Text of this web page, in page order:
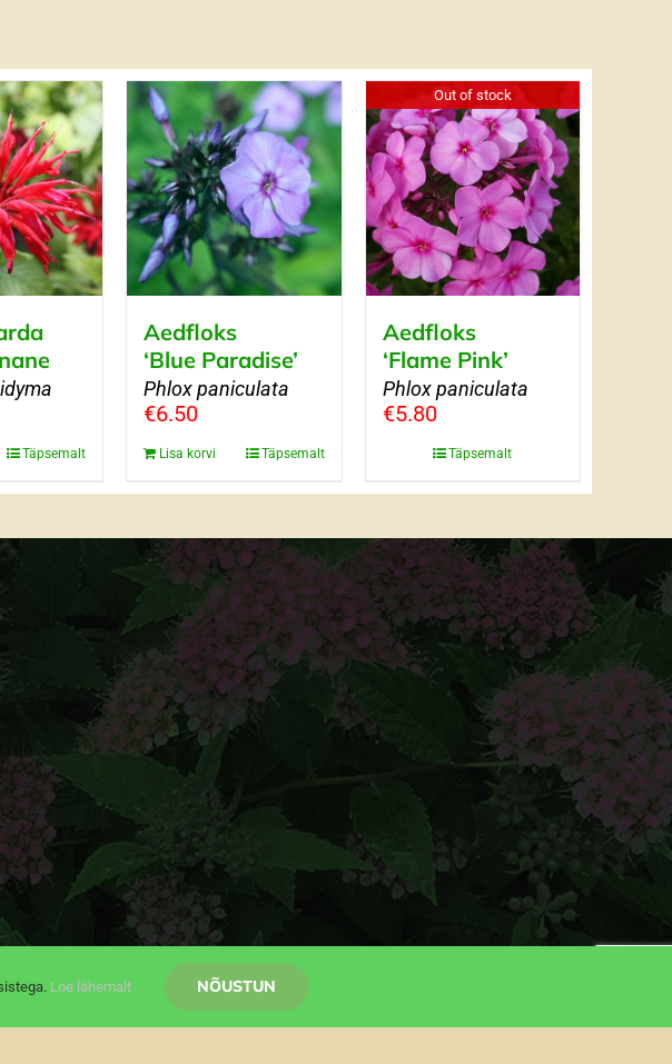
Täpsemalt
Aedfloks
‘Blue Paradise’
Phlox paniculata
€6.50
Lisa korvi Täpsemalt
Out of stock
Aedfloks
‘Flame Pink’
Phlox paniculata
€5.80
Täpsemalt
FacebookPinterestInstagram
Loe lähemalt NÕUSTUN